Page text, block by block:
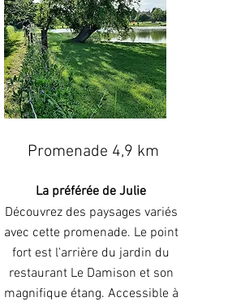
Promenade 4,9 km
La préférée de Julie
Découvrez des paysages variés
avec cette promenade. Le point
fort est l'arrière du jardin du
restaurant Le Damison et son
magnifique étang. Accessible à